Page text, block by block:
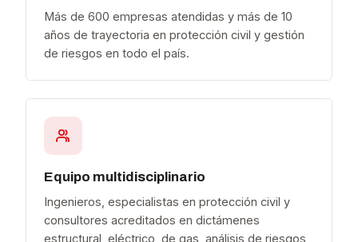
Más de 600 empresas atendidas y más de 10
años de trayectoria en protección civil y gestión
de riesgos en todo el país.
Equipo multidisciplinario
Ingenieros, especialistas en protección civil y
consultores acreditados en dictámenes
estructural, eléctrico, de gas, análisis de riesgos,